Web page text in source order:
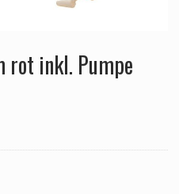
rot inkl. Pumpe